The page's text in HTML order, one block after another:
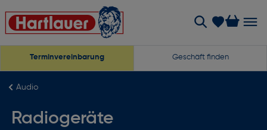
Terminvereinbarung Geschäft finden
Audio
Radiogeräte